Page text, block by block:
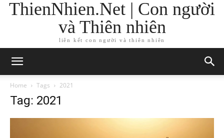
ThienNhien.Net | Con người
và Thiên nhiên
liên kết con người và thiên nhiên
Home Tags 2021
Tag: 2021